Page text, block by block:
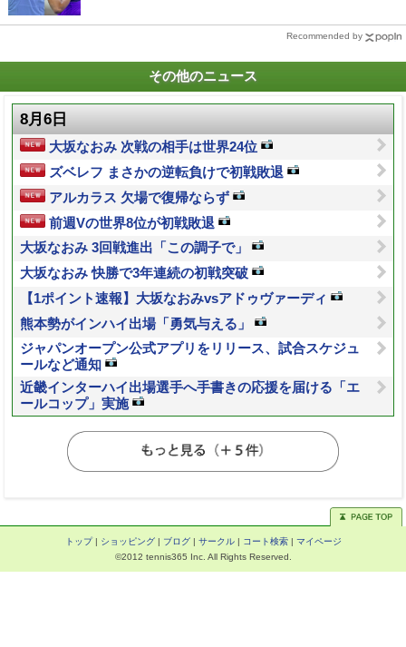
Recommended by
その他のニュース
8月6日
大坂なおみ 次戦の相手は世界24位
ズベレフ まさかの逆転負けで初戦敗退
アルカラス 欠場で復帰ならず
前週Vの世界8位が初戦敗退
大坂なおみ 3回戦進出「この調子で」
大坂なおみ 快勝で3年連続の初戦突破
【1ポイント速報】大坂なおみvsアドゥヴァーディ
熊本勢がインハイ出場「勇気与える」
ジャパンオープン公式アプリをリリース、試合スケジュ
ールなど通知
近畿インターハイ出場選手へ手書きの応援を届ける「エ
ールコップ」実施
トップ| ショッピング| ブログ| サークル| コート検索| マイページ
©2012 tennis365 Inc. All Rights Reserved.